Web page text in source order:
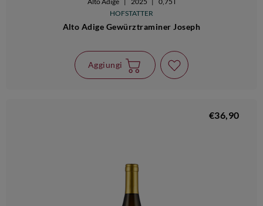
HOFSTATTER
Alto Adige Gewürztraminer Joseph
Aggiungi
€36,90